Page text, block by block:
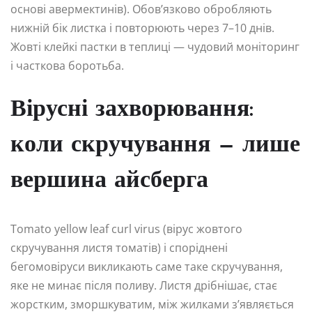
основі авермектинів). Обов’язково обробляють
нижній бік листка і повторюють через 7–10 днів.
Жовті клейкі пастки в теплиці — чудовий моніторинг
і часткова боротьба.
Вірусні захворювання:
коли скручування — лише
вершина айсберга
Tomato yellow leaf curl virus (вірус жовтого
скручування листя томатів) і споріднені
бегомовіруси викликають саме таке скручування,
яке не минає після поливу. Листя дрібнішає, стає
жорстким, зморшкуватим, між жилками з’являється